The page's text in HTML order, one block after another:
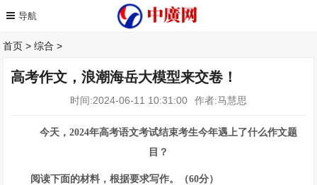
首页 >综合 >
高考作文，浪潮海岳大模型来交卷！
时间:2024-06-11 10:31:00 作者:马慧思
今天，2024年高考语文考试结束考生今年遇上了什么作文题
目？
阅读下面的材料，根据要求写作。（60分）